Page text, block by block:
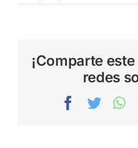
¡Comparte
redes
Facebook